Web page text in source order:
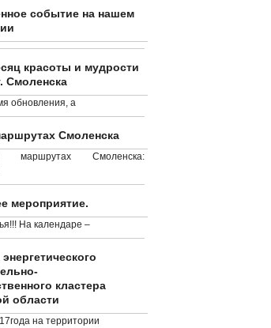
событие на нашем
красоты и мудрости
Смоленска
обновления, а
Смоленска
Смоленска:
мероприятие.
На календаре –
кластера
области
на территории